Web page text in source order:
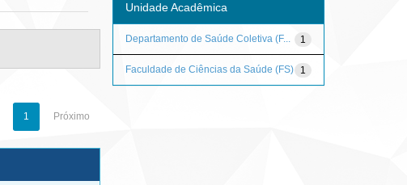
1 Próximo
Unidade Acadêmica
1
Departamento de Saúde Coletiva (F...
1
Faculdade de Ciências da Saúde (FS)